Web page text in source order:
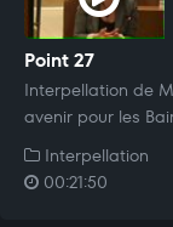
Point 27
Interpellation de
avenir pour les
Interpellation
00:21:50